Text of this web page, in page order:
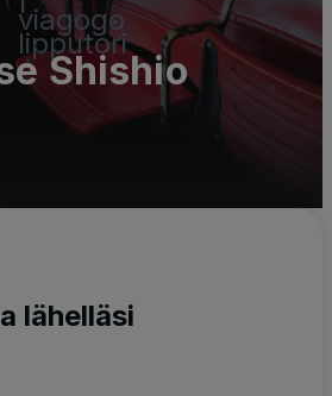
viagogo
lipputori
Shishio
lähelläsi